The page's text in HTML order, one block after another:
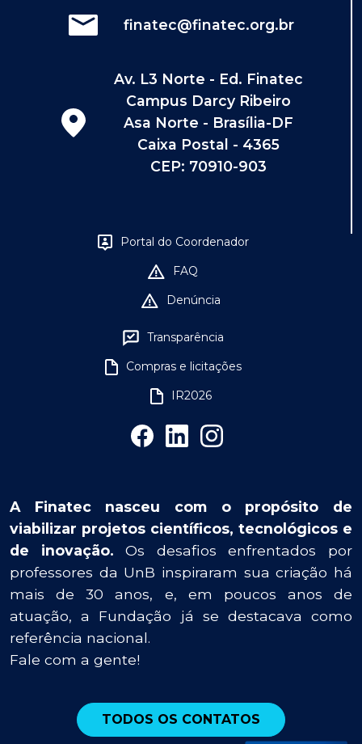
finatec@finatec.org.br
Av. L3 Norte - Ed. Finatec
Campus Darcy Ribeiro
Asa Norte - Brasília-DF
Caixa Postal - 4365
CEP: 70910-903
Portal do Coordenador
FAQ
Denúncia
Transparência
Compras e licitações
IR2026
A Finatec nasceu com o propósito de
viabilizar projetos científicos, tecnológicos e
de inovação. Os desafios enfrentados por
professores da UnB inspiraram sua criação há
mais de 30 anos, e, em poucos anos de
atuação, a Fundação já se destacava como
referência nacional.
Fale com a gente!
TODOS OS CONTATOS